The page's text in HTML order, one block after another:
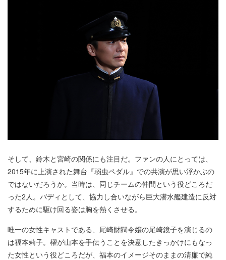
そして、鈴木と宮崎の関係にも注目だ。ファンの人にとっては、
2015年に上演された舞台『弱虫ペダル』での共演が思い浮かぶの
ではないだろうか。当時は、同じチームの仲間という役どころだ
った2人。バディとして、協力し合いながら巨大潜水艦建造に反対
するために駆け回る姿は胸を熱くさせる。
唯一の女性キャストである、尾崎財閥令嬢の尾崎鏡子を演じるの
は福本莉子。櫂が山本を手伝うことを決意したきっかけにもなっ
た女性という役どころだが、福本のイメージそのままの清廉で純